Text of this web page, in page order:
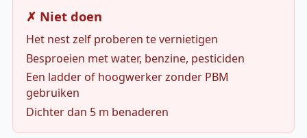
✗ Niet doen
Het nest zelf proberen te vernietigen
Besproeien met water, benzine, pesticiden
Een ladder of hoogwerker zonder PBM
gebruiken
Dichter dan 5 m benaderen